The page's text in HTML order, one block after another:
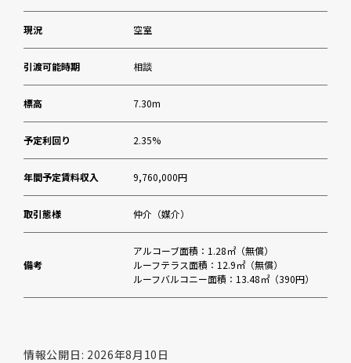
現況 空室
引渡可能時期 相談
標高 7.30m
予定利回り 2.35%
年間予定賃料収入 9,760,000円
取引態様 仲介（媒介）
備考
アルコーブ面積：1.28㎡（無償）
ルーフテラス面積：12.9㎡（無償）
ルーフバルコニー面積：13.48㎡（390円）
情報公開日: 2026年8月10日